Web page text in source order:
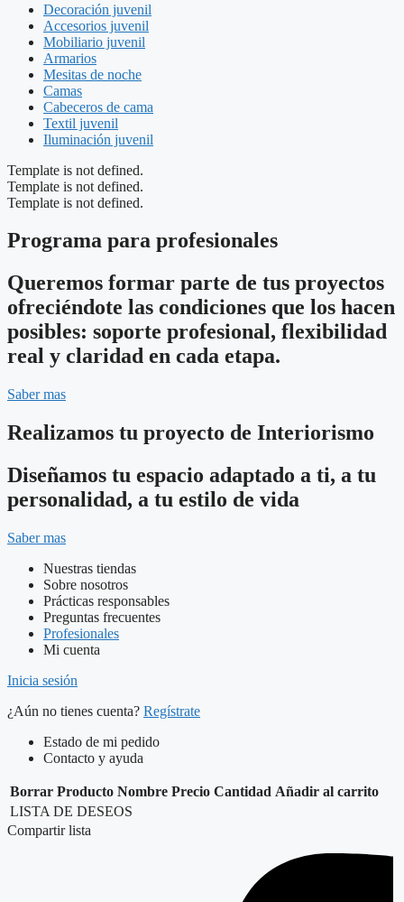
Decoración juvenil
Accesorios juvenil
Mobiliario juvenil
Armarios
Mesitas de noche
Camas
Cabeceros de cama
Textil juvenil
Iluminación juvenil
Template is not defined.
Template is not defined.
Template is not defined.
Programa para profesionales
Queremos formar parte de tus proyectos
ofreciéndote las condiciones que los hacen
posibles: soporte profesional, flexibilidad
real y claridad en cada etapa.
Saber mas
Realizamos tu proyecto de Interiorismo
Diseñamos tu espacio adaptado a ti, a tu
personalidad, a tu estilo de vida
Saber mas
Nuestras tiendas
Sobre nosotros
Prácticas responsables
Preguntas frecuentes
Profesionales
Mi cuenta
Inicia sesión
¿Aún no tienes cuenta? Regístrate
Estado de mi pedido
Contacto y ayuda
Borrar Producto Nombre Precio Cantidad Añadir al carrito
LISTA DE DESEOS
Compartir lista